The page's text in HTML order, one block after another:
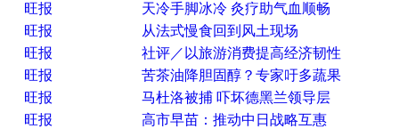
旺报
天冷手脚冰冷 灸疗助气血顺畅
旺报
从法式慢食回到风土现场
旺报
社评／以旅游消费提高经济韧性
旺报
苦茶油降胆固醇？专家吁多蔬果
旺报
马杜洛被捕 吓坏德黑兰领导层
旺报
高市早苗：推动中日战略互惠